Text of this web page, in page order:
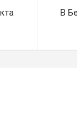
В